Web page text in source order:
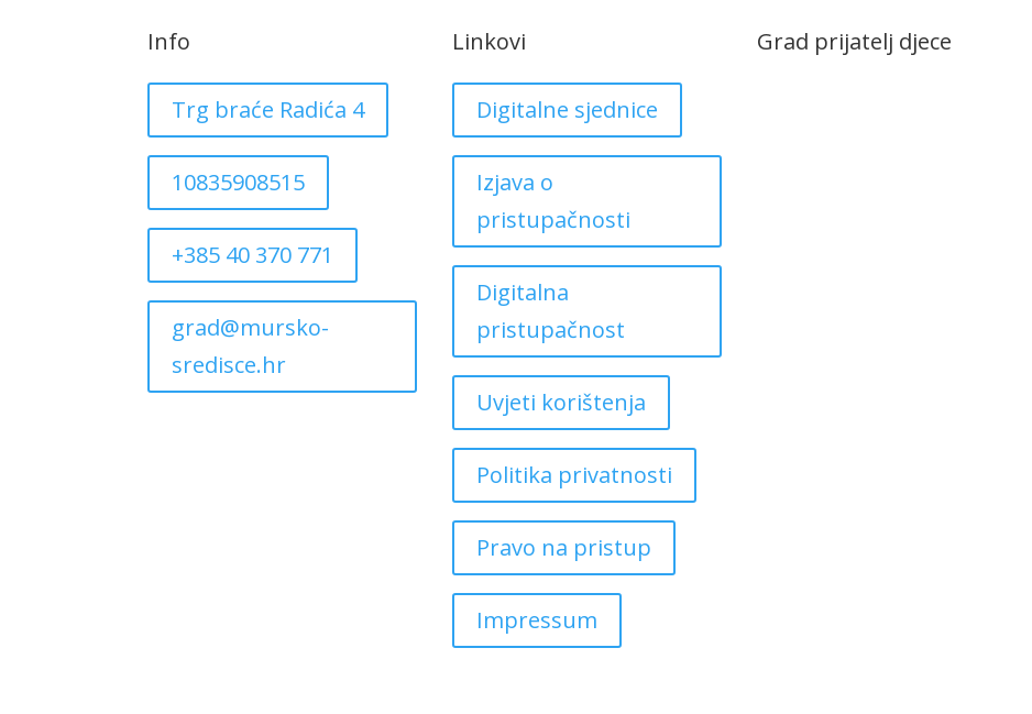
Info
Trg braće Radića 4
10835908515
+385 40 370 771
grad@mursko-
sredisce.hr
Linkovi
Digitalne sjednice
Izjava o
pristupačnosti
Digitalna
pristupačnost
Uvjeti korištenja
Politika privatnosti
Pravo na pristup
Impressum
Grad prijatelj djece